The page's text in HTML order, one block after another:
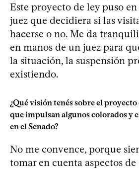
Este proyecto de ley puso
juez que decidiera si las
hacerse o no. Me da
en manos de un juez para
la situación, la suspensión
existiendo.
¿Qué visión tenés sobre el proyecto
que impulsan algunos colorados y
en el Senado?
No me convence, porque
tomar en cuenta aspectos